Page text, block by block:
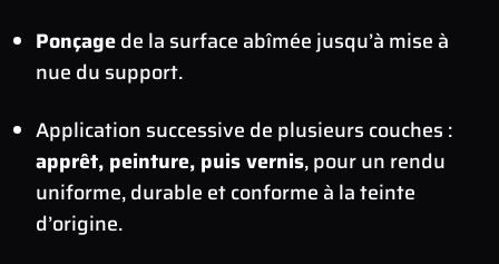
Ponçagede la surface abîmée jusqu’à mise à
nue du support.
Application successive de plusieurs couches :
apprêt, peinture, puis vernis, pour un rendu
uniforme, durable et conforme à la teinte
d’origine.